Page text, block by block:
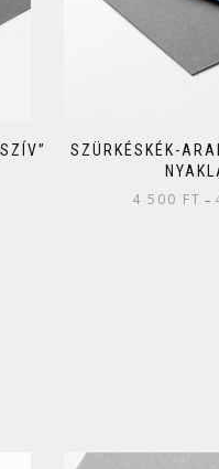
SZÜRKÉSKÉK-
4 500 FT –